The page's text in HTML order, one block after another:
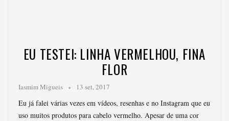
EU TESTEI: LINHA VERMELHOU, FINA
FLOR
Iasmim Migueis 13 set, 2017
Eu já falei várias vezes em vídeos, resenhas e no Instagram que eu
uso muitos produtos para cabelo vermelho. Apesar de uma cor